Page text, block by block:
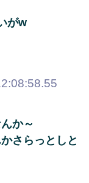
がw
か～
さらっとしと